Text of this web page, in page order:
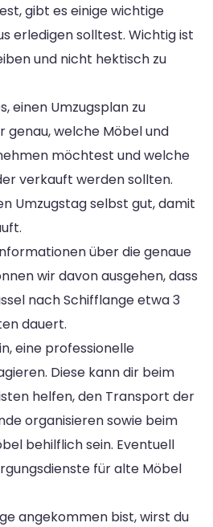
gibt es einige wichtige
erledigen solltest. Wichtig ist
und nicht hektisch zu
einen Umzugsplan zu
genau, welche Möbel und
möchtest und welche
verkauft werden sollten.
Umzugstag selbst gut, damit
über die genaue
wir davon ausgehen, dass
nach Schifflange etwa 3
dauert.
eine professionelle
Diese kann dir beim
helfen, den Transport der
organisieren sowie beim
behilflich sein. Eventuell
für alte Möbel
angekommen bist, wirst du